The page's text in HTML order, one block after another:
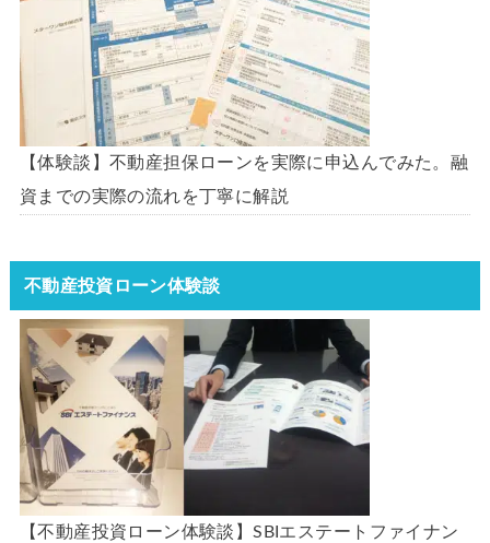
【体験談】不動産担保ローンを実際に申込んでみた。融
資までの実際の流れを丁寧に解説
不動産投資ローン体験談
【不動産投資ローン体験談】SBIエステートファイナン